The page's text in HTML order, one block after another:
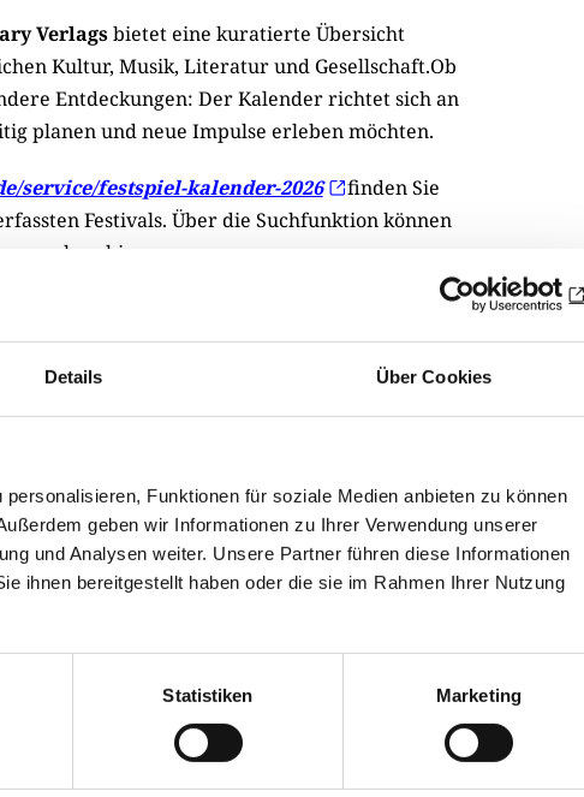
Details Über Cookies
Funktionen für soziale Medien anbieten zu können
geben wir Informationen zu Ihrer Verwendung unserer
und Analysen weiter. Unsere Partner führen diese Informationen
ihnen bereitgestellt haben oder die sie im Rahmen Ihrer Nutzung
Statistiken Marketing
Verlagsbietet eine kuratierte Übersicht
Kultur, Musik, Literatur und Gesellschaft.Ob
Entdeckungen: Der Kalender richtet sich an
planen und neue Impulse erleben möchten.
service/festspiel-kalender-2026
finden Sie
Festivals. Über die Suchfunktion können
recherchieren.
Zur Übersicht